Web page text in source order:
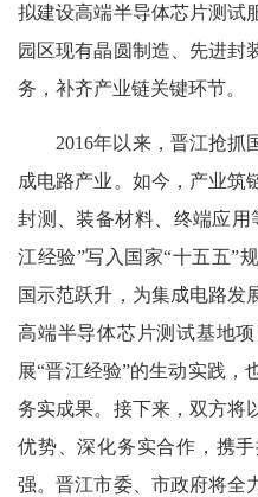
拟建设高端半导体芯片测试
园区现有晶圆制造、先进封
务，补齐产业链关键环节。
2016年以来，晋江抢抓
成电路产业。如今，产业筑
封测、装备材料、终端应
江经验”写入国家“十五五”
国示范跃升，为集成电路发
高端半导体芯片测试基地
展“晋江经验”的生动实践，
务实成果。接下来，双方将
优势、深化务实合作，携
强。晋江市委、市政府将全